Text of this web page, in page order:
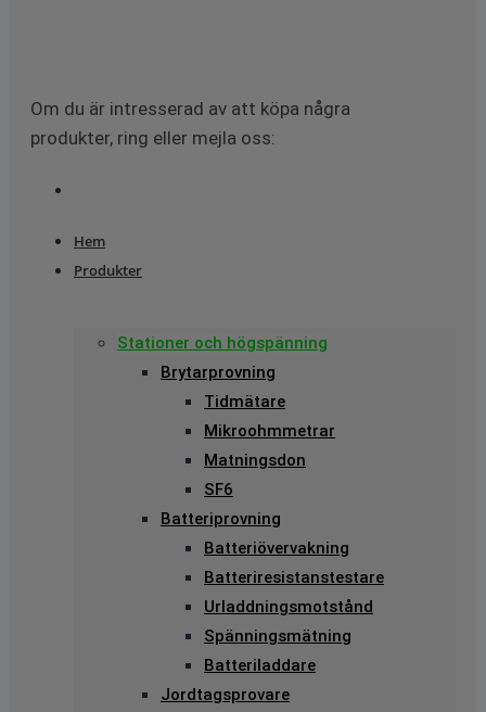
Om du är intresserad av att köpa några
produkter, ring eller mejla oss:
Hem
Produkter
Stationer och högspänning
Brytarprovning
Tidmätare
Mikroohmmetrar
Matningsdon
SF6
Batteriprovning
Batteriövervakning
Batteriresistanstestare
Urladdningsmotstånd
Spänningsmätning
Batteriladdare
Jordtagsprovare